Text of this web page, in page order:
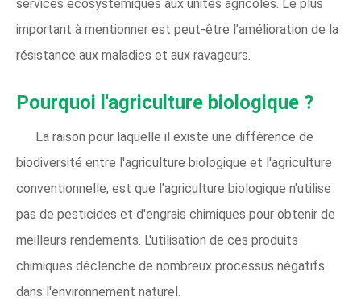
services écosystémiques aux unités agricoles. Le plus
important à mentionner est peut-être l'amélioration de la
résistance aux maladies et aux ravageurs.
Pourquoi l'agriculture biologique ?
La raison pour laquelle il existe une différence de
biodiversité entre l'agriculture biologique et l'agriculture
conventionnelle, est que l'agriculture biologique n'utilise
pas de pesticides et d'engrais chimiques pour obtenir de
meilleurs rendements. L'utilisation de ces produits
chimiques déclenche de nombreux processus négatifs
dans l'environnement naturel.